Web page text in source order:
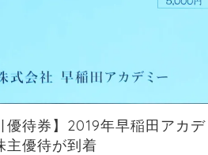
優待券】2019年早稲田アカデ
主優待が到着